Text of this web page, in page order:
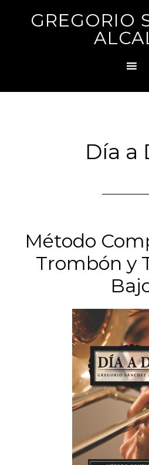
GREGORIO
Día a
Método
Trombón y